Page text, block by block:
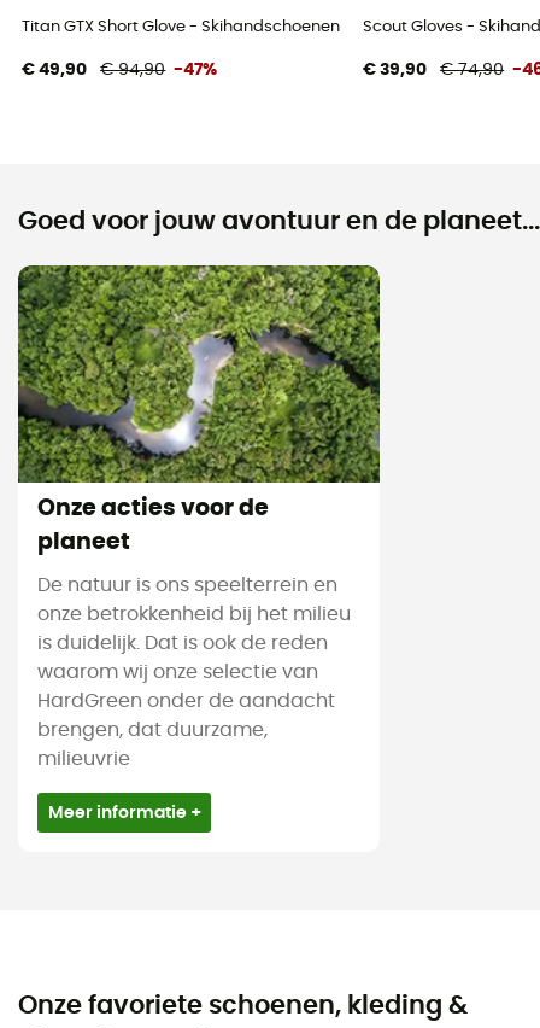
Titan GTX Short Glove - Skihandschoenen - Heren
€ 49,90 € 94,90 -47%
Scout Gloves -
€ 39,90 € 74,90 -
Goed voor jouw avontuur en de planeet...
Onze acties voor de
planeet
De natuur is ons speelterrein en
onze betrokkenheid bij het milieu
is duidelijk. Dat is ook de reden
waarom wij onze selectie van
HardGreen onder de aandacht
brengen, dat duurzame,
milieuvrie
Meer informatie +
Onze favoriete schoenen, kleding &